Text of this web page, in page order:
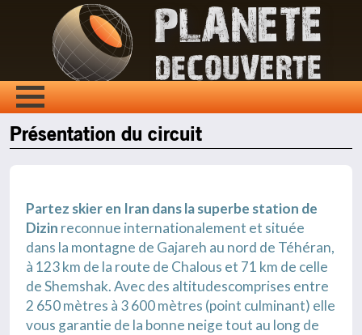
Présentation du circuit
Partez skier en Iran dans la superbe station de
Dizin reconnue internationalement et située
dans la montagne de Gajareh au nord de Téhéran,
à 123 km de la route de Chalous et 71 km de celle
de Shemshak. Avec des altitudescomprises entre
2 650 mètres à 3 600 mètres (point culminant) elle
vous garantie de la bonne neige tout au long de